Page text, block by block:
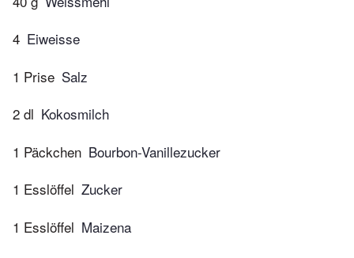
4 Eiweisse
1 Prise Salz
2 dl Kokosmilch
1 Päckchen Bourbon-Vanillezucker
1 Esslöffel Zucker
1 Esslöffel Maizena